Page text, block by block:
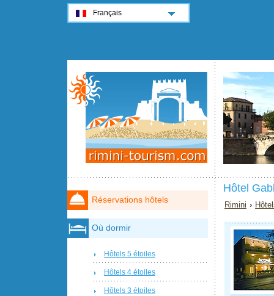
Hôtel
Rimini ›
Réservations hôtels
Où dormir
Hôtels 5 étoiles
Hôtels 4 étoiles
Hôtels 3 étoiles
Français